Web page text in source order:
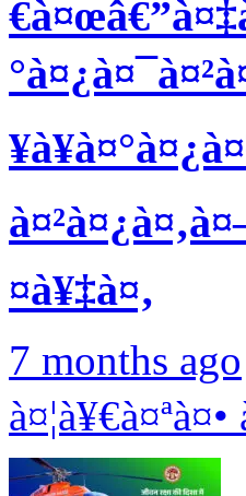
¤à¥‡à¤‚
7 months ago